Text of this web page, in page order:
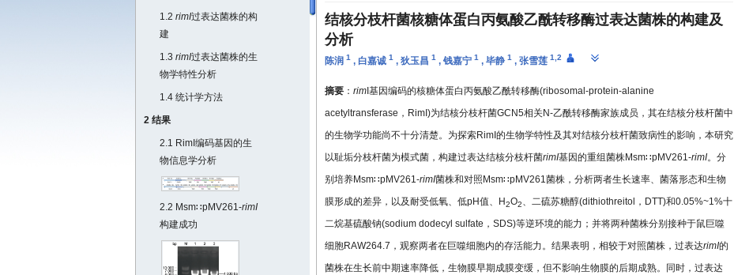
1.2 rimI过表达菌株的构
建
1.3 rimI过表达菌株的生
物学特性分析
1.4 统计学方法
2 结果
2.1 RimI编码基因的生
物信息学分析
2.2 Msm∷pMV261-rimI
构建成功
结核分枝杆菌核糖体蛋白丙氨酸乙酰转移酶过表达菌株的构建及
分析
陈润 1 , 白嘉诚 1 , 狄玉昌 1 , 钱嘉宁 1 , 毕静 1 , 张雪莲 1,2
摘要 ： rim I基因编码的核糖体蛋白丙氨酸乙酰转移酶(ribosomal-protein-alanine
acetyltransferase，RimI)为结核分枝杆菌GCN5相关N-乙酰转移酶家族成员，其在结核分枝杆菌中
的生物学功能尚不十分清楚。为探索RimI的生物学特性及其对结核分枝杆菌致病性的影响，本研究
以耻垢分枝杆菌为模式菌，构建过表达结核分枝杆菌rimI基因的重组菌株Msm∷pMV261-rimI。分
别培养Msm∷pMV261-rimI菌株和对照Msm∷pMV261菌株，分析两者生长速率、菌落形态和生物
膜形成的差异，以及耐受低氧、低pH值、H2O2、二硫苏糖醇(dithiothreitol，DTT)和0.05%~1%十
二烷基硫酸钠(sodium dodecyl sulfate，SDS)等逆环境的能力；并将两种菌株分别接种于鼠巨噬
细胞RAW264.7，观察两者在巨噬细胞内的存活能力。结果表明，相较于对照菌株，过表达rimI的
菌株在生长前中期速率降低，生物膜早期成膜变缓，但不影响生物膜的后期成熟。同时，过表达